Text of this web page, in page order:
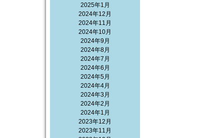
2025年1月
2024年12月
2024年11月
2024年10月
2024年9月
2024年8月
2024年7月
2024年6月
2024年5月
2024年4月
2024年3月
2024年2月
2024年1月
2023年12月
2023年11月